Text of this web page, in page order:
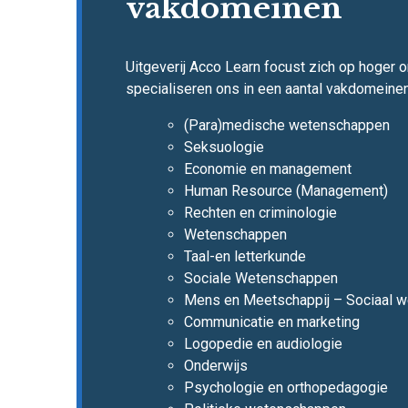
vakdomeinen
Uitgeverij Acco Learn focust zich op hoger
specialiseren ons in een aantal
(Para)medische wetenschappen
Seksuologie
Economie en management
Human Resource (Management)
Rechten en criminologie
Wetenschappen
Taal-en letterkunde
Sociale Wetenschappen
Mens en Meetschappij – Sociaal
Communicatie en marketing
Logopedie en audiologie
Onderwijs
Psychologie en orthopedagogie